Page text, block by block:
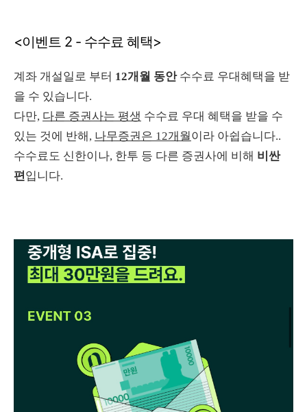
<이벤트 2 - 수수료 혜택>
계좌 개설일로 부터 12개월 동안수수료 우대혜택을 받
을 수 있습니다.
다만, 다른 증권사는 평생 수수료 우대 혜택을 받을 수
있는 것에 반해, 나무증권은 12개월이라 아쉽습니다..
수수료도 신한이나, 한투 등 다른 증권사에 비해 비싼
편입니다.